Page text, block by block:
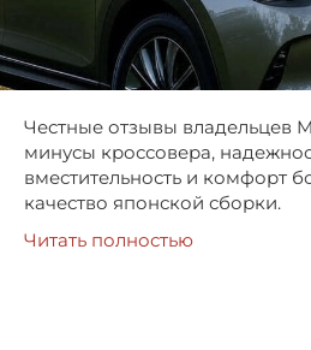
Честные отзывы владельцев
минусы кроссовера,
вместительность и комфорт
качество японской сборки.
Читать полностью